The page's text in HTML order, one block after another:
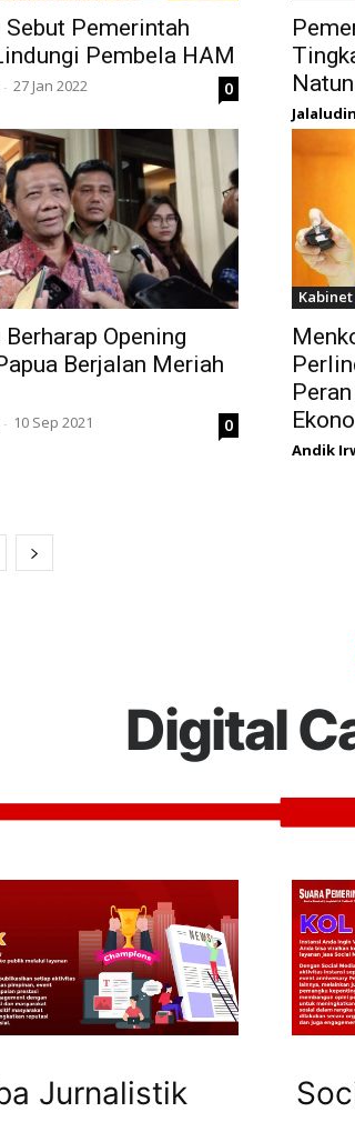
Pemerintah
Pembela HAM
- 27 Jan 2022 0
Opening
Berjalan Meriah
- 10 Sep 2021 0
Kabinet
Andik
Digital
Jurnalistik